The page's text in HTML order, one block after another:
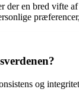
en bred
og